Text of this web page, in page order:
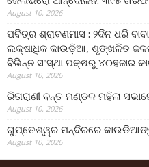
August 10, 2026
ପବିତ୍ର ଶ୍ରାବଣମାସ : ୨ଦିନ ଧରି
ଲକ୍ଷାଧିକ କାଉଡ଼ିଆ, ଶୃଙ୍ଖଳିତ
ବିଭିନ୍ନ ସଂସ୍ଥା ପକ୍ଷରୁ ୪୦ହଜାର
August 10, 2026
ରିତାରାଣୀ ବନ୍ତ ମଣ୍ଡଳ ମହିଳା
August 10, 2026
ଗୁପ୍ତେଶ୍ୱର ମନ୍ଦିରରେ
August 10, 2026